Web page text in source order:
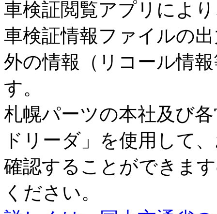
車検証閲覧アプリによ
車検証情報ファイルの
外の情報（リコール情
す。
札幌パーツの本社及び
ドリーダ」を使用して
確認することができま
ください。